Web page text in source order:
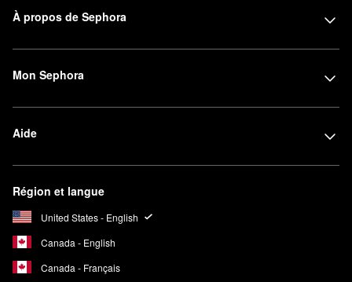
À propos de Sephora
Mon Sephora
Aide
Région et langue
United States - English
Canada - English
Canada - Français